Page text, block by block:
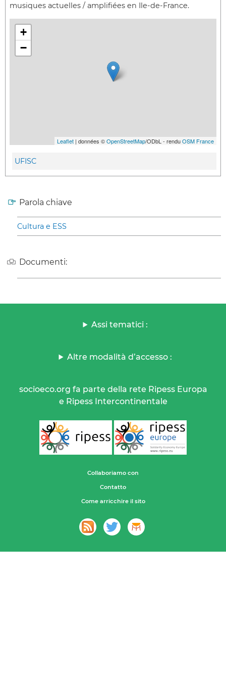
musiques actuelles / amplifiées en Ile-de-France.
+
−
Leaflet | données ©OpenStreetMap/ODbL - renduOSM France
UFISC
Parola chiave
Cultura e ESS
Documenti:
Assi tematici :
Altre modalità d’accesso :
socioeco.org fa parte della rete Ripess Europa
e Ripess Intercontinentale
Collaboriamo con
Contatto
Come arricchire il sito